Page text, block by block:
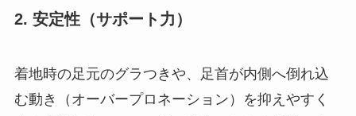
2. 安定性（サポート力）
着地時の足元のグラつきや、足首が内側へ倒れ込
む動き（オーバープロネーション）を抑えやすく